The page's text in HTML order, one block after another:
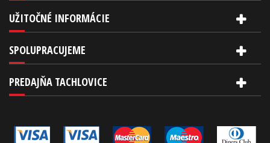
UŽITOČNÉ INFORMÁCIE
SPOLUPRACUJEME
PREDAJŇA TACHLOVICE